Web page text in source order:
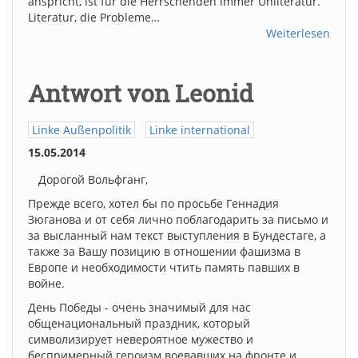
Literatur, die Probleme…
Weiterlesen
Antwort von Leonid
Linke Außenpolitik
Linke international
15.05.2014
Дорогой Вольфганг,
Прежде всего, хотел бы по просьбе Геннадия
Зюганова и от себя лично поблагодарить за письмо и
за высланный нам текст выступления в Бундестаге, а
также за Вашу позицию в отношении фашизма в
Европе и необходимости чтить память павших в
войне.
День Победы - очень значимый для нас
общенациональный праздник, который
символизирует невероятное мужество и